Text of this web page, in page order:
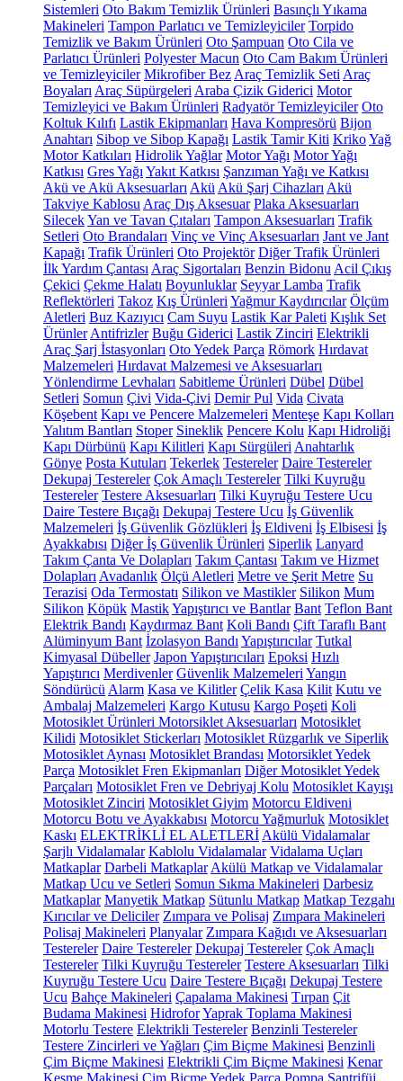
Sistemleri Oto Bakım Temizlik Ürünleri Basınçlı Yıkama
Makineleri Tampon Parlatıcı ve Temizleyiciler Torpido
Temizlik ve Bakım Ürünleri Oto Şampuan Oto Cila ve
Parlatıcı Ürünleri Polyester Macun Oto Cam Bakım Ürünleri
ve Temizleyiciler Mikrofiber Bez Araç Temizlik Seti Araç
Boyaları Araç Süpürgeleri Araba Çizik Giderici Motor
Temizleyici ve Bakım Ürünleri Radyatör Temizleyiciler Oto
Koltuk Kılıfı Lastik Ekipmanları Hava Kompresörü Bijon
Anahtarı Sibop ve Sibop Kapağı Lastik Tamir Kiti KrikoYağ
Motor Katkıları Hidrolik Yağlar Motor Yağı Motor Yağı
Katkısı Gres Yağı Yakıt Katkısı Şanzıman Yağı ve Katkısı
Akü ve Akü Aksesuarları Akü Akü Şarj Cihazları Akü
Takviye Kablosu Araç Dış Aksesuar Plaka Aksesuarları
SilecekYan ve Tavan Çıtaları Tampon Aksesuarları Trafik
Setleri Oto Brandaları Vinç ve Vinç Aksesuarları Jant ve Jant
Kapağı Trafik Ürünleri Oto Projektör Diğer Trafik Ürünleri
İlk Yardım Çantası Araç Sigortaları Benzin Bidonu Acil Çıkış
Çekici Çekme Halatı Boyunluklar Seyyar Lamba Trafik
Reflektörleri Takoz Kış Ürünleri Yağmur Kaydırıcılar Ölçüm
Aletleri Buz Kazıyıcı Cam Suyu Lastik Kar Paleti Kışlık Set
Ürünler Antifrizler Buğu Giderici Lastik Zinciri Elektrikli
Araç Şarj İstasyonları Oto Yedek Parça Römork Hırdavat
Malzemeleri Hırdavat Malzemesi ve Aksesuarları
Yönlendirme Levhaları Sabitleme Ürünleri Dübel Dübel
Setleri Somun Çivi Vida-Çivi Demir Pul Vida Civata
Köşebent Kapı ve Pencere Malzemeleri Menteşe Kapı Kolları
Yalıtım Bantları Stoper Sineklik Pencere Kolu Kapı Hidroliği
Kapı Dürbünü Kapı Kilitleri Kapı Sürgüleri Anahtarlık
Gönye Posta Kutuları Tekerlek Testereler Daire Testereler
Dekupaj Testereler Çok Amaçlı Testereler Tilki Kuyruğu
Testereler Testere Aksesuarları Tilki Kuyruğu Testere Ucu
Daire Testere Bıçağı Dekupaj Testere Ucu İş Güvenlik
Malzemeleri İş Güvenlik Gözlükleri İş Eldiveni İş Elbisesi İş
Ayakkabısı Diğer İş Güvenlik Ürünleri Siperlik Lanyard
Takım Çanta Ve Dolapları Takım Çantası Takım ve Hizmet
Dolapları Avadanlık Ölçü Aletleri Metre ve Şerit Metre Su
Terazisi Oda Termostatı Silikon ve Mastikler Silikon Mum
Silikon Köpük MastikYapıştırıcı ve Bantlar Bant Teflon Bant
Elektrik Bandı Kaydırmaz Bant Koli Bandı Çift Taraflı Bant
Alüminyum Bant İzolasyon Bandı Yapıştırıcılar Tutkal
Kimyasal Dübeller Japon Yapıştırıcıları Epoksi Hızlı
Yapıştırıcı Merdivenler Güvenlik Malzemeleri Yangın
Söndürücü Alarm Kasa ve Kilitler Çelik Kasa Kilit Kutu ve
Ambalaj Malzemeleri Kargo Kutusu Kargo Poşeti Koli
Motosiklet Ürünleri Motorsiklet Aksesuarları Motosiklet
Kilidi Motosiklet Stickerları Motosiklet Rüzgarlık ve Siperlik
Motosiklet Aynası Motosiklet Brandası Motorsiklet Yedek
Parça Motosiklet Fren Ekipmanları Diğer Motosiklet Yedek
Parçaları Motosiklet Fren ve Debriyaj Kolu Motosiklet Kayışı
Motosiklet Zinciri Motosiklet Giyim Motorcu Eldiveni
Motorcu Botu ve Ayakkabısı Motorcu Yağmurluk Motosiklet
Kaskı ELEKTRİKLİ EL ALETLERİ Akülü Vidalamalar
Şarjlı Vidalamalar Kablolu Vidalamalar Vidalama Uçları
Matkaplar Darbeli Matkaplar Akülü Matkap ve Vidalamalar
Matkap Ucu ve Setleri Somun Sıkma Makineleri Darbesiz
Matkaplar Manyetik Matkap Sütunlu Matkap Matkap Tezgahı
Kırıcılar ve Deliciler Zımpara ve Polisaj Zımpara Makineleri
Polisaj Makineleri Planyalar Zımpara Kağıdı ve Aksesuarları
Testereler Daire Testereler Dekupaj Testereler Çok Amaçlı
Testereler Tilki Kuyruğu Testereler Testere Aksesuarları Tilki
Kuyruğu Testere Ucu Daire Testere Bıçağı Dekupaj Testere
Ucu Bahçe Makineleri Çapalama Makinesi Tırpan Çit
Budama Makinesi HidroforYaprak Toplama Makinesi
Motorlu Testere Elektrikli Testereler Benzinli Testereler
Testere Zincirleri ve Yağları Çim Biçme Makinesi Benzinli
Çim Biçme Makinesi Elektrikli Çim Biçme Makinesi Kenar
Kesme Makinesi Çim Biçme Yedek Parça Pompa Santrifüj